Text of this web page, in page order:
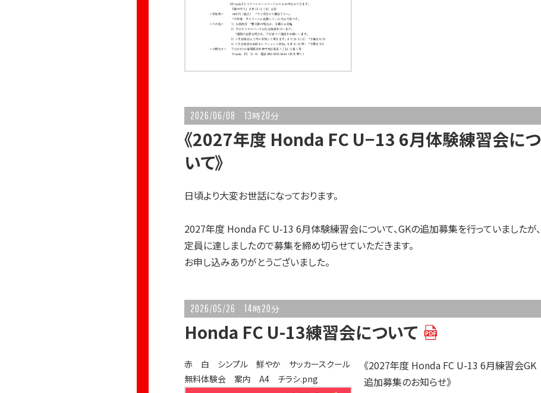
2026/06/08 13時20分
《2027年度 Honda FC U−13 6月体験練習会につ
いて》
日頃より大変お世話になっております。
2027年度 Honda FC U-13 6月体験練習会について、GKの追加募集を行っていましたが、
定員に達しましたので募集を締め切らせていただきます。
お申し込みありがとうございました。
2026/05/26 14時20分
Honda FC U-13練習会について
赤 白 シンプル 鮮やか サッカースクール
無料体験会 案内 A4 チラシ.png
《2027年度 Honda FC U-13 6月練習会GK
追加募集のお知らせ》